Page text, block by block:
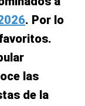
. Por lo
las
de la